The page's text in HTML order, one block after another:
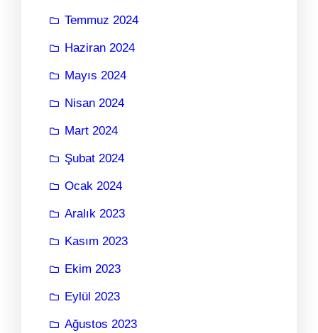
Temmuz 2024
Haziran 2024
Mayıs 2024
Nisan 2024
Mart 2024
Şubat 2024
Ocak 2024
Aralık 2023
Kasım 2023
Ekim 2023
Eylül 2023
Ağustos 2023